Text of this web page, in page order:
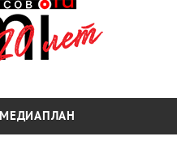
МЕДИАПЛАН